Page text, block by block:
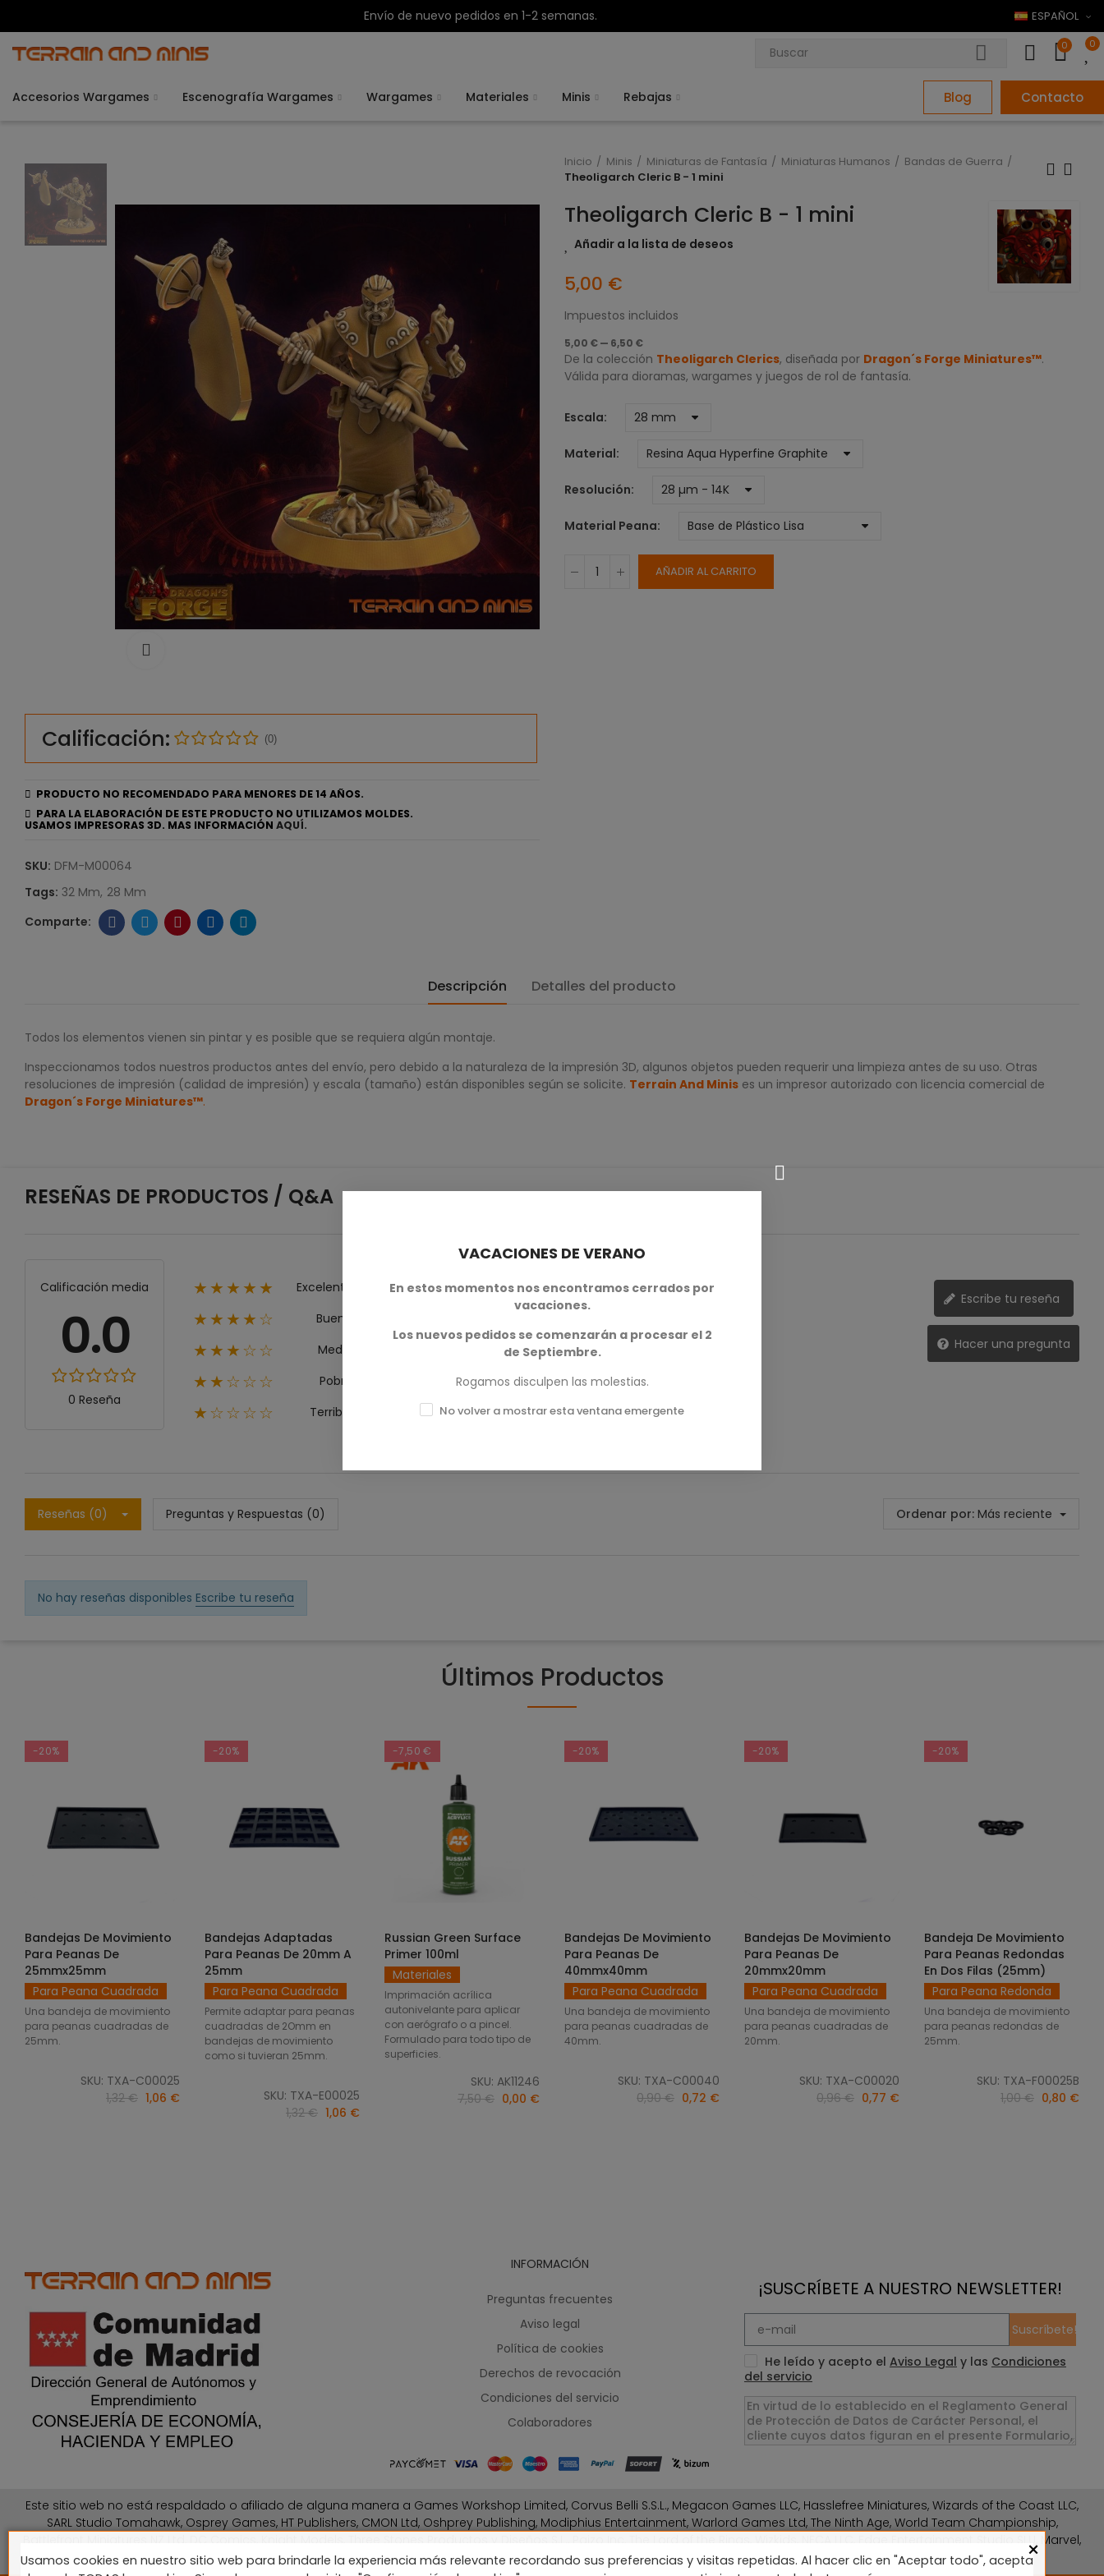
Envío de nuevo pedidos en 1-2 semanas. ESPAÑOL
0 0
Accesorios Wargames Escenografía Wargames Wargames Materiales Minis Rebajas Blog Contacto
Calificación: (0)
PRODUCTO NO RECOMENDADO PARA MENORES DE 14 AÑOS.
PARA LA ELABORACIÓN DE ESTE PRODUCTO NO UTILIZAMOS MOLDES.
USAMOS IMPRESORAS 3D. MAS INFORMACIÓN AQUÍ.
SKU: DFM-M00064
Tags: 32 Mm 28 Mm
Inicio Minis Miniaturas de Fantasía Miniaturas Humanos
Bandas de Guerra
Theoligarch Cleric B - 1 mini
Theoligarch Cleric B - 1 mini
Añadir a la lista de deseos
5,00 €
Impuestos incluidos
5,00 € — 6,50 €
De la colección Theoligarch Clerics, diseñada por Dragon´s Forge Miniatures™.
Válida para dioramas, wargames y juegos de rol de fantasía.
Escala
Material
Resolución
Material Peana
AÑADIR AL CARRITO
Descripción Detalles del producto
Todos los elementos vienen sin pintar y es posible que se requiera algún montaje.
Inspeccionamos todos nuestros productos antes del envío, pero debido a la naturaleza de la impresión 3D, algunos objetos pueden requerir una limpieza antes de su uso. Otras
resoluciones de impresión (calidad de impresión) y escala (tamaño) están disponibles según se solicite. Terrain And Minis es un impresor autorizado con licencia comercial de
Dragon´s Forge Miniatures™.
RESEÑAS DE PRODUCTOS / Q&A
Calificación media
0.0
0 Reseña
★★★★★ Excelente 0
★★★★☆ Bueno
★★★☆☆ Medio 0
★★☆☆☆ Pobre 0
★☆☆☆☆ Terrible 0
Escribe tu reseña
Hacer una pregunta
Reseñas (0) Preguntas y Respuestas (0) Ordenar por: Más reciente
No hay reseñas disponibles Escribe tu reseña
Últimos Productos
-20%
SELECCIONAR OPCIONES
Bandejas De Movimiento
Para Peanas De
25mmx25mm
Para Peana Cuadrada
Una bandeja de movimiento
para peanas cuadradas de
25mm.
SKU: TXA-C00025
1,32 € 1,06 €
-20%
SELECCIONAR OPCIONES
Bandejas Adaptadas
Para Peanas De 20mm A
25mm
Para Peana Cuadrada
Permite adaptar para peanas
cuadradas de 2Omm en
bandejas de movimiento
como si tuvieran 25mm.
SKU: TXA-E00025
1,32 € 1,06 €
-7,50 €
AÑADIR AL CARRITO
Russian Green Surface
Primer 100ml
Materiales
Imprimación acrílica
autonivelante para aplicar
con aerógrafo o a pincel.
Formulado para todo tipo de
superficies.
SKU: AK11246
7,50 € 0,00 €
-20%
SELECCIONAR OPCIONES
Bandejas De Movimiento
Para Peanas De
40mmx40mm
Para Peana Cuadrada
Una bandeja de movimiento
para peanas cuadradas de
40mm.
SKU: TXA-C00040
0,90 € 0,72 €
-20%
SELECCIONAR OPCIONES
Bandejas De Movimiento
Para Peanas De
20mmx20mm
Para Peana Cuadrada
Una bandeja de movimiento
para peanas cuadradas de
20mm.
SKU: TXA-C00020
0,96 € 0,77 €
-20%
AÑADIR AL CARRITO
Bandeja De Movimiento
Para Peanas Redondas
En Dos Filas (25mm)
Para Peana Redonda
Una bandeja de movimiento
para peanas redondas de
25mm.
SKU: TXA-F00025B
1,00 € 0,80 €
INFORMACIÓN
Preguntas frecuentes
Aviso legal
Política de cookies
Derechos de revocación
Condiciones del servicio
Colaboradores
¡SUSCRÍBETE A NUESTRO NEWSLETTER!
Suscríbete!
He leído y acepto el Aviso Legal y las Condiciones
del servicio
Este sitio web no está respaldado o afiliado de alguna manera a Games Workshop Limited, Corvus Belli S.S.L., Megacon Games LLC, Hasslefree Miniatures, Wizards of the Coast LLC,
SARL Studio Tomahawk, Osprey Games, HT Publishers, CMON Ltd, Oshprey Publishing, Modiphius Entertainment, Warlord Games Ltd, The Ninth Age, World Team Championship,
Battlefront Miniatures NZ Ltd, DC Comics, Knight Models, Three Stones Productos y Diseños S.L., Paizo Inc, The Lord of the Rings, Wizkids, NECA LLC, Edge Entertainment Studio SLU, Marvel,
Fantasy Flight Games (FFG), Disney, Lucasfilm Ltd.
VACACIONES DE VERANO
En estos momentos nos encontramos cerrados por
vacaciones.
Los nuevos pedidos se comenzarán a procesar el 2
de Septiembre.
Rogamos disculpen las molestias.
No volver a mostrar esta ventana emergente
×
Usamos cookies en nuestro sitio web para brindarle la experiencia más relevante recordando sus preferencias y visitas repetidas. Al hacer clic en "Aceptar todo", acepta